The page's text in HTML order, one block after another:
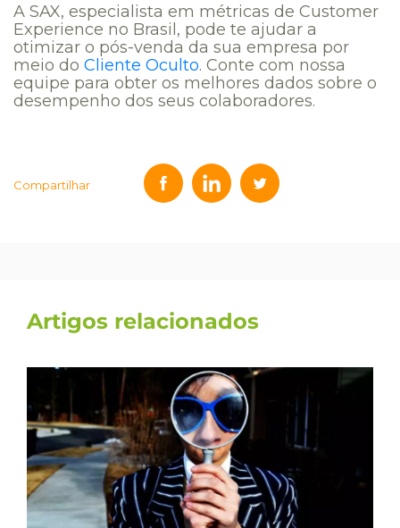
A SAX, especialista em métricas de Customer
Experience no Brasil, pode te ajudar a
otimizar o pós-venda da sua empresa por
meio do Cliente Oculto. Conte com nossa
equipe para obter os melhores dados sobre o
desempenho dos seus colaboradores.
Compartilhar
Artigos relacionados